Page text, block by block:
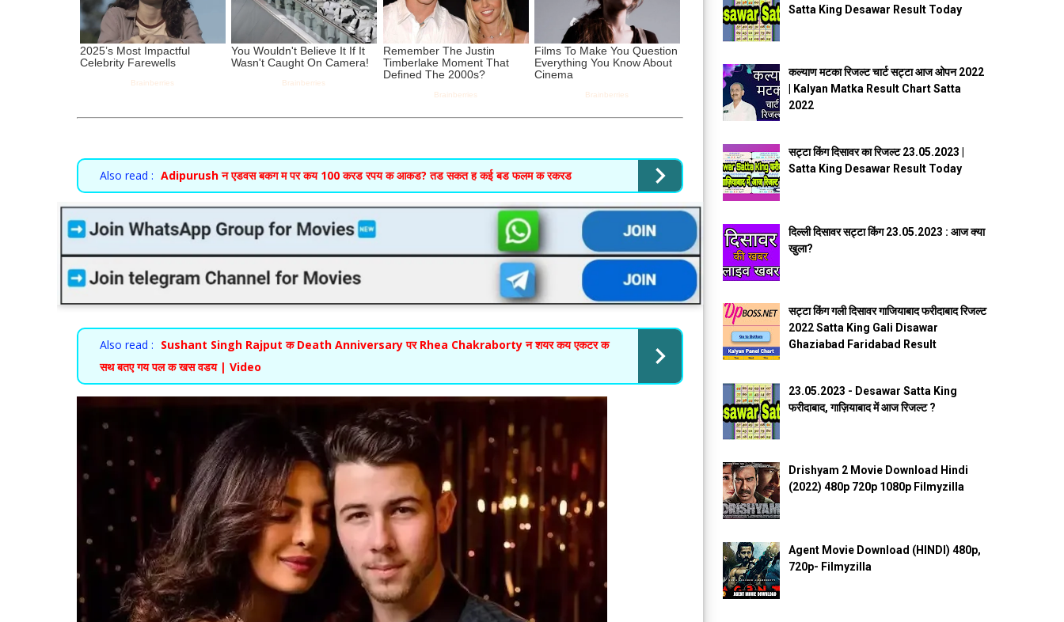
Also read : Adipurush न एडवस बकग म पर कय 100 करड रपय क आकड? तड सकत ह कई बड फलम क रकरड
Also read : Sushant Singh Rajput क Death Anniversary पर Rhea Chakraborty न शयर कय एकटर क
सथ बतए गय पल क खस वडय | Video
Satta King Desawar Result Today
कल्याण मटका रिजल्ट चार्ट सट्टा आज ओपन 2022
| Kalyan Matka Result Chart Satta
2022
सट्टा किंग दिसावर का रिजल्ट 23.05.2023 |
Satta King Desawar Result Today
दिल्ली दिसावर सट्टा किंग 23.05.2023 : आज क्या
खुला?
सट्टा किंग गली दिसावर गाजियाबाद फरीदाबाद रिजल्ट
2022 Satta King Gali Disawar
Ghaziabad Faridabad Result
23.05.2023 - Desawar Satta King
फरीदाबाद, गाज़ियाबाद में आज रिजल्ट ?
Drishyam 2 Movie Download Hindi
(2022) 480p 720p 1080p Filmyzilla
Agent Movie Download (HINDI) 480p,
720p- Filmyzilla